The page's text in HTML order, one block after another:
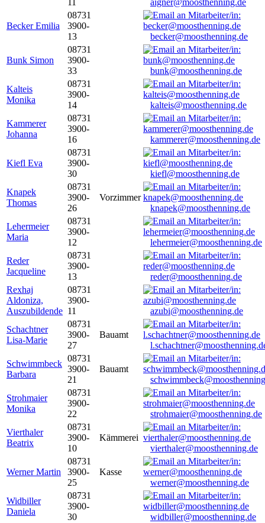
aigner@moosthenning.de
Becker Emilia
08731
3900-
13
becker@moosthenning.de
Bunk Simon
08731
3900-
33
bunk@moosthenning.de
Kalteis
Monika
08731
3900-
14
kalteis@moosthenning.de
Kammerer
Johanna
08731
3900-
16
kammerer@moosthenning.de
Kiefl Eva
08731
3900-
30
kiefl@moosthenning.de
Knapek
Thomas
08731
3900-
26
Vorzimmer
knapek@moosthenning.de
Lehermeier
Maria
08731
3900-
12
lehermeier@moosthenning.de
Reder
Jacqueline
08731
3900-
13
reder@moosthenning.de
Rexhaj
Aldoniza,
Auszubildende
08731
3900-
11
azubi@moosthenning.de
Schachtner
Lisa-Marie
08731
3900-
27
Bauamt
Schwimmbeck
Barbara
08731
3900-
21
Bauamt
Strohmaier
Monika
08731
3900-
22
strohmaier@moosthenning.de
Vierthaler
Beatrix
08731
3900-
10
Kämmerei
vierthaler@moosthenning.de
Werner Martin
08731
3900-
25
Kasse
werner@moosthenning.de
Widbiller
Daniela
08731
3900-
30
widbiller@moosthenning.de